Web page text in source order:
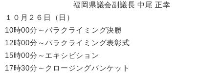
福岡県議会副議長 中尾 正幸
１０月２６日（日）
10時00分～パラクライミング決勝
12時00分～パラクライミング表彰式
15時00分～エキシビション
17時30分～クロージングバンケット